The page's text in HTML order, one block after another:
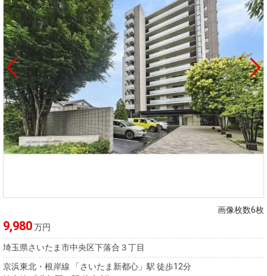
画像枚数6枚
9,980万円
埼玉県さいたま市中央区下落合３丁目
京浜東北・根岸線 「さいたま新都心」駅 徒歩12分